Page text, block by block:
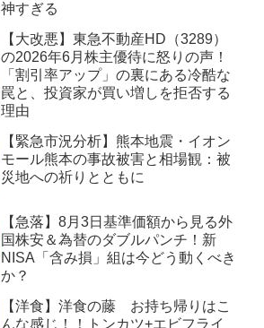
神すぎる
【大改悪】東急不動産HD（3289）
の2026年6月株主優待に怒りの声！
「割引率アップ」の裏にある冷酷な
罠と、投資家が買い増しを拒否する
理由
【緊急市況分析】熊本地震・イオン
モール熊本の事故被害と相場観：被
災地への祈りとともに
【急落】8月3日基準価額から見る外
国株安＆為替のダブルパンチ！新
NISA「含み損」組は今どう動くべき
か？
【洋食】洋食の藤 お持ち帰りはこ
んな感じ！！トンカツ+エビフライ